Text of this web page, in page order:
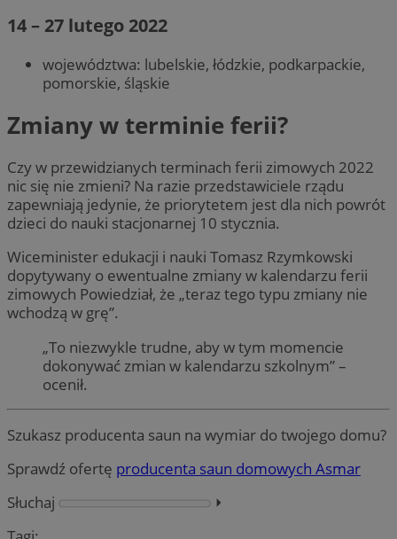
14 – 27 lutego 2022
województwa: lubelskie, łódzkie, podkarpackie,
pomorskie, śląskie
Zmiany w terminie ferii?
Czy w przewidzianych terminach ferii zimowych 2022
nic się nie zmieni? Na razie przedstawiciele rządu
zapewniają jedynie, że priorytetem jest dla nich powrót
dzieci do nauki stacjonarnej 10 stycznia.
Wiceminister edukacji i nauki Tomasz Rzymkowski
dopytywany o ewentualne zmiany w kalendarzu ferii
zimowych Powiedział, że „teraz tego typu zmiany nie
wchodzą w grę”.
„To niezwykle trudne, aby w tym momencie
dokonywać zmian w kalendarzu szkolnym” –
ocenił.
Szukasz producenta saun na wymiar do twojego domu?
Sprawdź ofertę producenta saun domowych Asmar
Słuchaj
⏵︎